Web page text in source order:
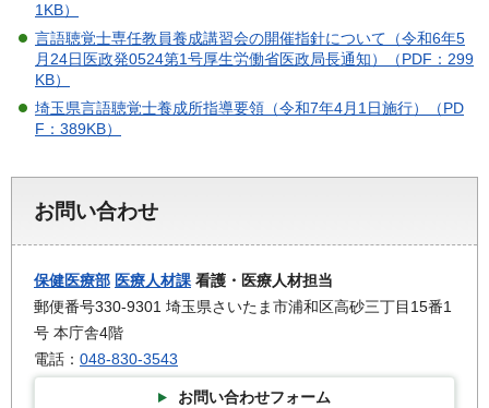
1KB）
言語聴覚士専任教員養成講習会の開催指針について（令和6年5
月24日医政発0524第1号厚生労働省医政局長通知）（PDF：299
KB）
埼玉県言語聴覚士養成所指導要領（令和7年4月1日施行）（PD
F：389KB）
お問い合わせ
保健医療部 医療人材課 看護・医療人材担当
郵便番号330-9301 埼玉県さいたま市浦和区高砂三丁目15番1
号 本庁舎4階
電話： 048-830-3543
お問い合わせフォーム